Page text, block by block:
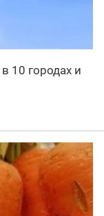
10 городах и